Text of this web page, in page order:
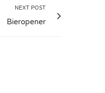
NEXT POST
Bieropener